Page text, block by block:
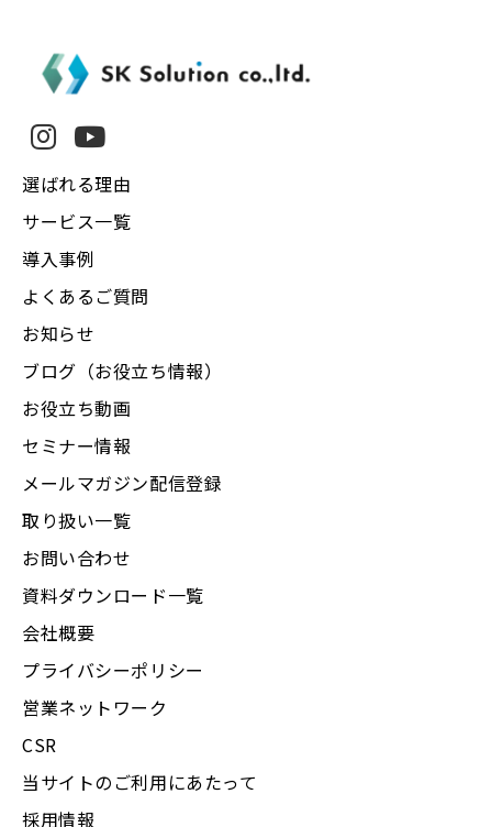
選ばれる理由
サービス一覧
導入事例
よくあるご質問
お知らせ
ブログ（お役立ち情報）
お役立ち動画
セミナー情報
メールマガジン配信登録
取り扱い一覧
お問い合わせ
資料ダウンロード一覧
会社概要
プライバシーポリシー
営業ネットワーク
CSR
当サイトのご利用にあたって
採用情報